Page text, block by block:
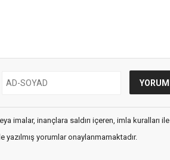
imalar, inançlara saldırı içeren, imla kuralları ile
yorumlar onaylanmamaktadır.